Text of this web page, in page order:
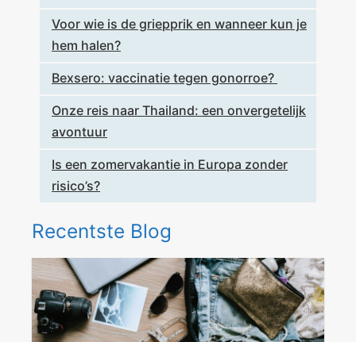
Recentste Blog
Voor wie is de griepprik en wanneer kun je
hem halen?
Bexsero: vaccinatie tegen gonorroe?
Onze reis naar Thailand: een onvergetelijk
avontuur
Is een zomervakantie in Europa zonder
risico’s?